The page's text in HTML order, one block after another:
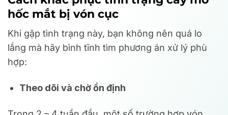
hốc mắt bị vón cục
Khi gặp tình trạng này, bạn không nên quá lo
lắng mà hãy bình tĩnh tìm phương án xử lý phù
hợp:
Theo dõi và chờ ổn định